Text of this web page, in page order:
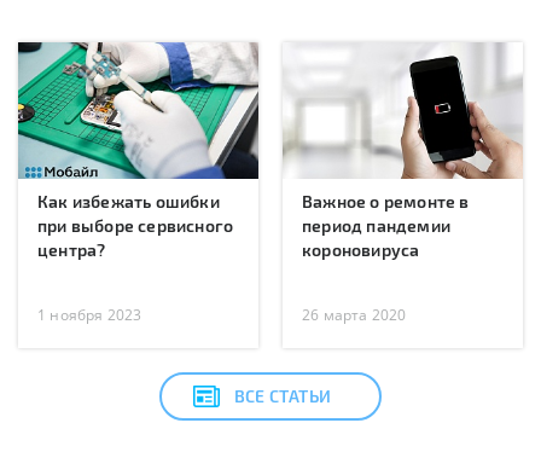
Как избежать ошибки
при выборе сервисного
центра?
1 ноября 2023
Важное о ремонте в
период пандемии
короновируса
26 марта 2020
ВСЕ СТАТЬИ